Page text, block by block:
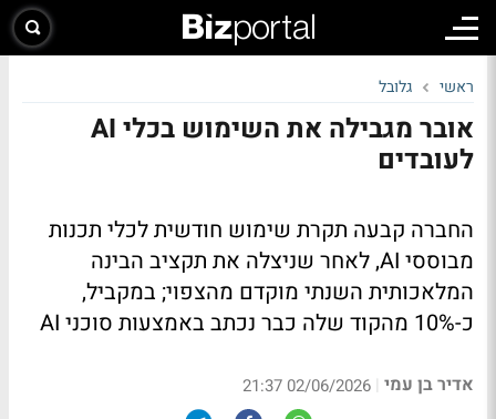
ראשי גלובל
אובר מגבילה את השימוש בכלי AI
לעובדים
החברה קבעה תקרת שימוש חודשית לכלי תכנות
מבוססי AI, לאחר שניצלה את תקציב הבינה
המלאכותית השנתי מוקדם מהצפוי; במקביל,
כ-10% מהקוד שלה כבר נכתב באמצעות סוכני AI
אדיר בן עמי |
02/06/2026 21:37